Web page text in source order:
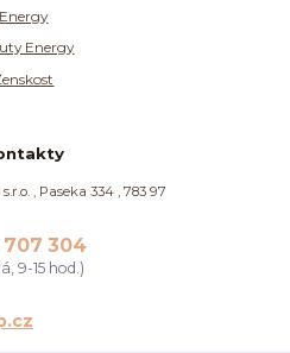
Energy
Energy
, Paseka 334 , 783 97
707 304
9-15 hod.)